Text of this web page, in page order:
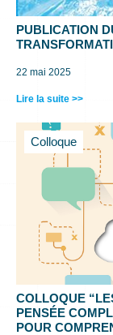
PUBLICATION
22 mai 2025
Lire la suite >>
Colloque
COLLOQUE
PENSÉE
POUR